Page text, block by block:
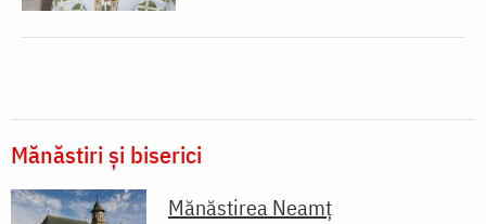
Mănăstiri și biserici
Mănăstirea Neamţ